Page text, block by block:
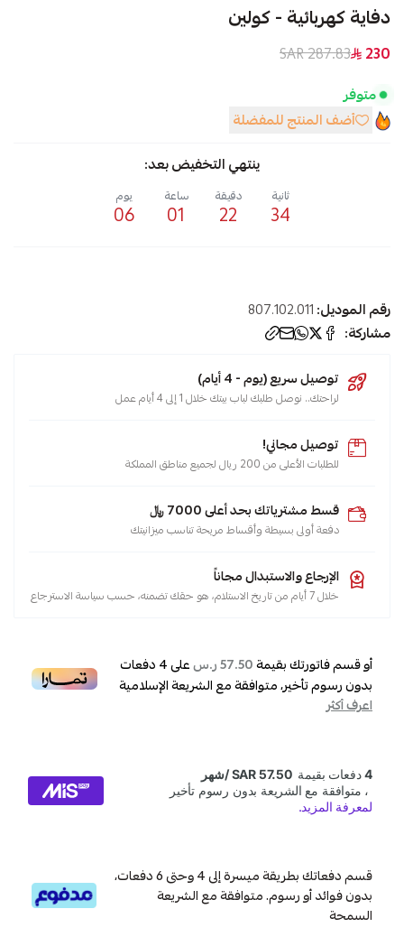
دفاية كهربائية - كولين
230
287.83 SAR
متوفر
أضف المنتج للمفضلة
ينتهي التخفيض بعد:
34
ثانية
22
دقيقة
01
ساعة
06
يوم
رقم الموديل:807.102.011 الوسوم:
كهرباء
صواب
مكيفات
دفايات
مشاركة:
توصيل سريع (يوم - 4 أيام)
لراحتك.. نوصل طلبك لباب بيتك خلال 1 إلى 4 أيام عمل
توصيل مجاني!
للطلبات الأعلى من 200 ريال لجميع مناطق المملكة
قسط مشترياتك بحد أعلى 7000 ﷼
دفعة أولى بسيطة وأقساط مريحة تناسب ميزانيتك
الإرجاع والاستبدال مجاناً
خلال 7 أيام من تاريخ الاستلام، هو حقك تضمنه، حسب سياسة الاسترجاع
أو قسم فاتورتك بقيمة57.50 ر.س على4دفعات
بدون رسوم تأخير، متوافقة مع الشريعة الإسلامية
اعرف أكثر
قسم دفعاتك بطريقة ميسرة إلى 4 وحتى 6 دفعات،
بدون فوائد أو رسوم. متوافقة مع الشريعة
السمحة